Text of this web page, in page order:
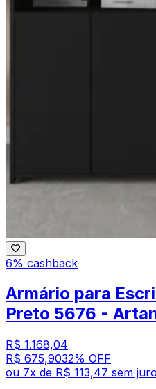
6% cashback
Armário para
Preto 5676 -
R$ 1.168,04
R$ 675,9032% OFF
ou 7x de R$ 113,47 sem